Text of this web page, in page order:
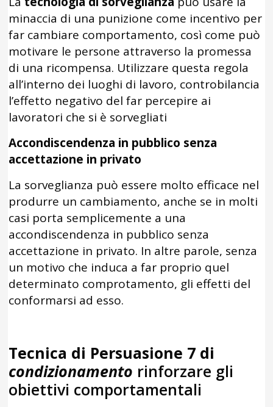
minaccia di una punizione come incentivo per
far cambiare comportamento, così come può
motivare le persone attraverso la promessa
di una ricompensa. Utilizzare questa regola
all’interno dei luoghi di lavoro, controbilancia
l’effetto negativo del far percepire ai
lavoratori che si è sorvegliati
Accondiscendenza in pubblico senza
accettazione in privato
La sorveglianza può essere molto efficace nel
produrre un cambiamento, anche se in molti
casi porta semplicemente a una
accondiscendenza in pubblico senza
accettazione in privato. In altre parole, senza
un motivo che induca a far proprio quel
determinato comprotamento, gli effetti del
conformarsi ad esso.
Tecnica di Persuasione 7 di
condizionamento rinforzare gli
obiettivi comportamentali